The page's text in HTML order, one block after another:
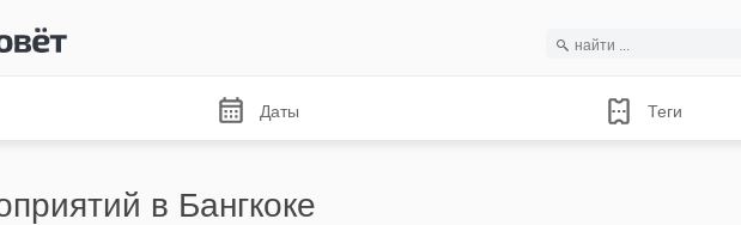
Даты Теги
в Бангкоке